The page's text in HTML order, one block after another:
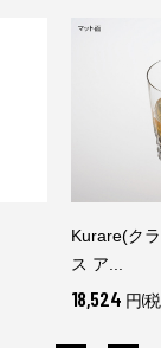
Kurare(ク
ス ア...
18,524 円(